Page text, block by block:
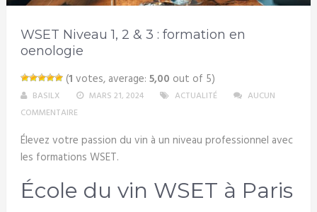
WSET Niveau 1, 2 & 3 : formation en
oenologie
(1 votes, average: 5,00 out of 5)
BASILX MARS 21, 2024 ACTUALITÉ
AUCUN
COMMENTAIRE
Élevez votre passion du vin à un niveau professionnel avec
les formations WSET.
École du vin WSET à Paris